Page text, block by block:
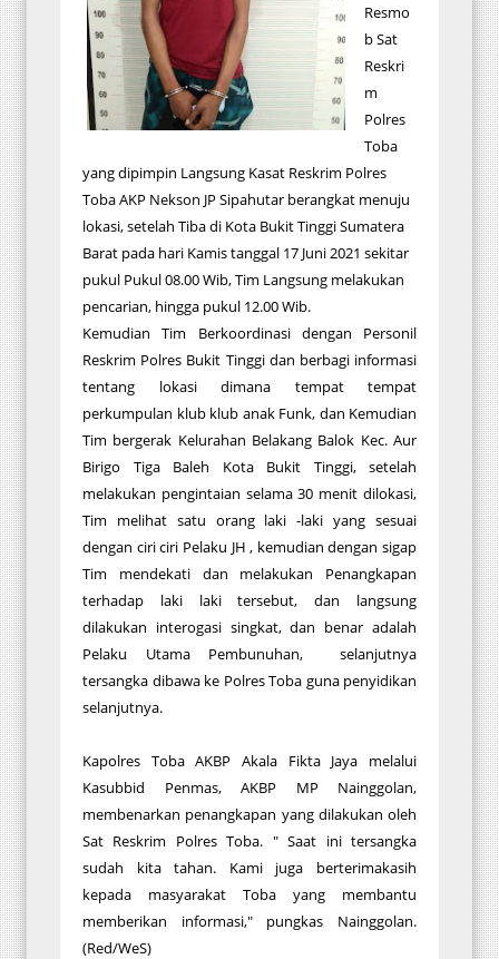
Resmo
b Sat
Reskri
m
Polres
Toba
yang dipimpin Langsung Kasat Reskrim Polres
Toba AKP Nekson JP Sipahutar berangkat menuju
lokasi, setelah Tiba di Kota Bukit Tinggi Sumatera
Barat pada hari Kamis tanggal 17 Juni 2021 sekitar
pukul Pukul 08.00 Wib, Tim Langsung melakukan
pencarian, hingga pukul 12.00 Wib.
Kemudian Tim Berkoordinasi dengan Personil
Reskrim Polres Bukit Tinggi dan berbagi informasi
tentang lokasi dimana tempat tempat
perkumpulan klub klub anak Funk, dan Kemudian
Tim bergerak Kelurahan Belakang Balok Kec. Aur
Birigo Tiga Baleh Kota Bukit Tinggi, setelah
melakukan pengintaian selama 30 menit dilokasi,
Tim melihat satu orang laki -laki yang sesuai
dengan ciri ciri Pelaku JH , kemudian dengan sigap
Tim mendekati dan melakukan Penangkapan
terhadap laki laki tersebut, dan langsung
dilakukan interogasi singkat, dan benar adalah
Pelaku Utama Pembunuhan, selanjutnya
tersangka dibawa ke Polres Toba guna penyidikan
selanjutnya.
Kapolres Toba AKBP Akala Fikta Jaya melalui
Kasubbid Penmas, AKBP MP Nainggolan,
membenarkan penangkapan yang dilakukan oleh
Sat Reskrim Polres Toba. " Saat ini tersangka
sudah kita tahan. Kami juga berterimakasih
kepada masyarakat Toba yang membantu
memberikan informasi," pungkas Nainggolan.
(Red/WeS)